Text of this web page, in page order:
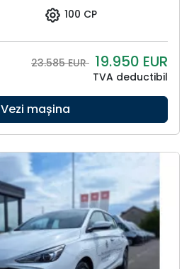
100 CP
23.585 EUR 19.950 EUR
TVA deductibil
Vezi mașina